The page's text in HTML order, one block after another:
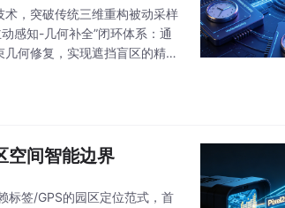
术，突破传统三维重构被动采样
感知-几何补全”闭环体系：通
何修复，实现遮挡盲区的精准
空间智能边界
标签/GPS的园区定位范式，首